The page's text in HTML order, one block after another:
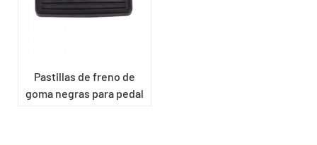
Pastillas de freno de
goma negras para pedal